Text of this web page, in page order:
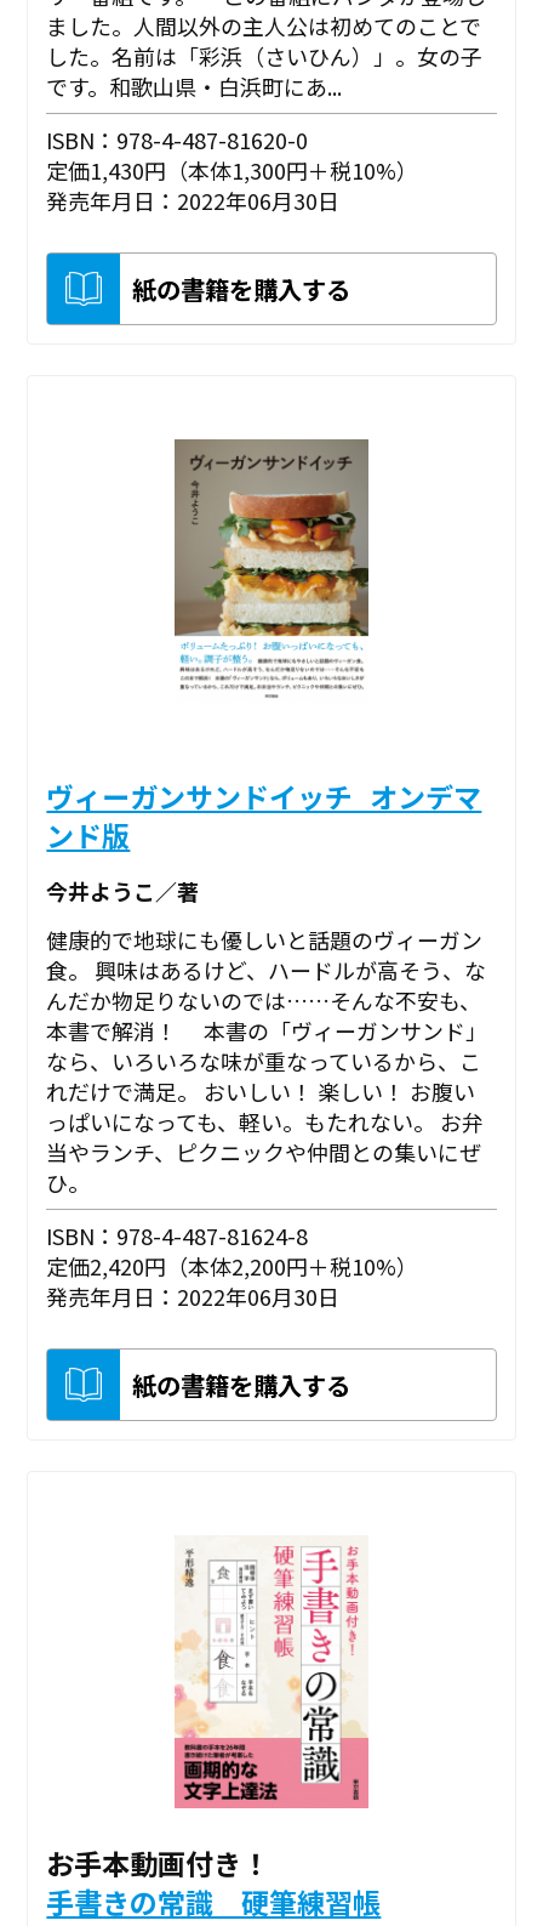
ました。人間以外の主人公は初めてのことで
した。名前は「彩浜（さいひん）」。女の子
です。和歌山県・白浜町にあ...
ISBN：978-4-487-81620-0
定価1,430円（本体1,300円＋税10%）
発売年月日：2022年06月30日
紙の書籍を購入する
ヴィーガンサンドイッチ_オンデマ
ンド版
今井ようこ／著
健康的で地球にも優しいと話題のヴィーガン
食。 興味はあるけど、ハードルが高そう、な
んだか物足りないのでは……そんな不安も、
本書で解消！ 本書の「ヴィーガンサンド」
なら、いろいろな味が重なっているから、こ
れだけで満足。 おいしい！ 楽しい！ お腹い
っぱいになっても、軽い。もたれない。 お弁
当やランチ、ピクニックや仲間との集いにぜ
ひ。
ISBN：978-4-487-81624-8
定価2,420円（本体2,200円＋税10%）
発売年月日：2022年06月30日
紙の書籍を購入する
お手本動画付き！
手書きの常識 硬筆練習帳